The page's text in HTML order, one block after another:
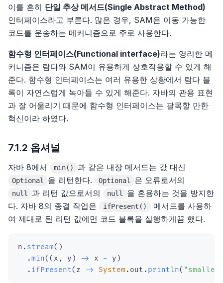
15장 정규 표현식 업데이트
16장 공유 메모리
17장 그 외
6장 포인터
7장 타입, 메서드, 인터페이스
8장 오류
9장 모듈, 패키지 그리고 임포트
10장 Go의 동시성
4장, 테스트 구축하기
6장, 기본적인 리팩터링
7장, 캡슐화
8장, 기능 이동
9장, 데이터 조직화
11장, API 리팩터링
12장, 상속 다루기
3장, 모듈성
4장, 아키텍처 특성 정의
5장, 아키텍처 특성 식별
6장, 아키텍처 특성의 측정 및 거버넌스
7장, 아키텍처 특성 범위
9장, 기초
10장, 레이어드 아키텍처 스타일
11장, 파이프라인 아키텍처 스타일
12장, 마이크로커널 아키텍처 스타일
13장, 서비스 기반 아키텍처 스타일
14장, 이벤트 기반 아키텍처 스타일
2장 스태프 엔지니어의 실제 업무는 무엇일까?
3장 직책이 중요한가?
4장 중요한 일에 집중하자
5장 엔지니어링 전략의 작성
6장 기술 품질의 관리
8장 리드하려면 따라야 한다
9장 절대 틀리지 않는 방법을 배우자
10장 타인을 위한 공간의 창출
11장 동료와 네트워크 구축
12장 임원을 대상으로 하는 프레젠테이션
13장 승진 자료집
1장, 단위 테스트의 목표
2장, 단위 테스트란 무엇인가
3장, 단위 테스트 구조
4장, 좋은 단위 테스트의 4대 요소
5장, 목과 테스트 취약성
7장, 가치 있는 단위 테스트를 위한 리팩터링
8장, 통합 테스트를 하는 이유
9장, 목 처리에 대한 모범 사례
11장, 단위 테스트 안티 패턴
이를 흔히 단일 추상 메서드(Single Abstract Method)
인터페이스라고 부른다. 많은 경우, SAM은 이동 가능한
코드를 운송하는 메커니즘으로 주로 사용한다.
함수형 인터페이스(Functional interface)라는 영리한 메
커니즘은 람다와 SAM이 유용하게 상호작용할 수 있게 해
준다. 함수형 인터페이스는 여러 유용한 상황에서 람다 블
록이 자연스럽게 녹아들 수 있게 해준다. 자바의 관용 표현
과 잘 어울리기 때문에 함수형 인터페이스는 괄목할 만한
혁신이라 하였다.
7.1.2 옵셔널
자바 8에서 min() 과 같은 내장 메서드는 값 대신
Optional 을 리턴한다. Optional 은 오류로서의
null 과 리턴 값으로서의 null
을 혼용하는 것을 방지한
다. 자바 8의 종결 작업은
ifPresent()
메서드를 사용하
여 제대로 된 리턴 값에먼 코드 블록을 실행하게끔 했다.
n . stream( )
.min( ( x , y ) -> x - y )
. ifPresent( z -> System . out . println(